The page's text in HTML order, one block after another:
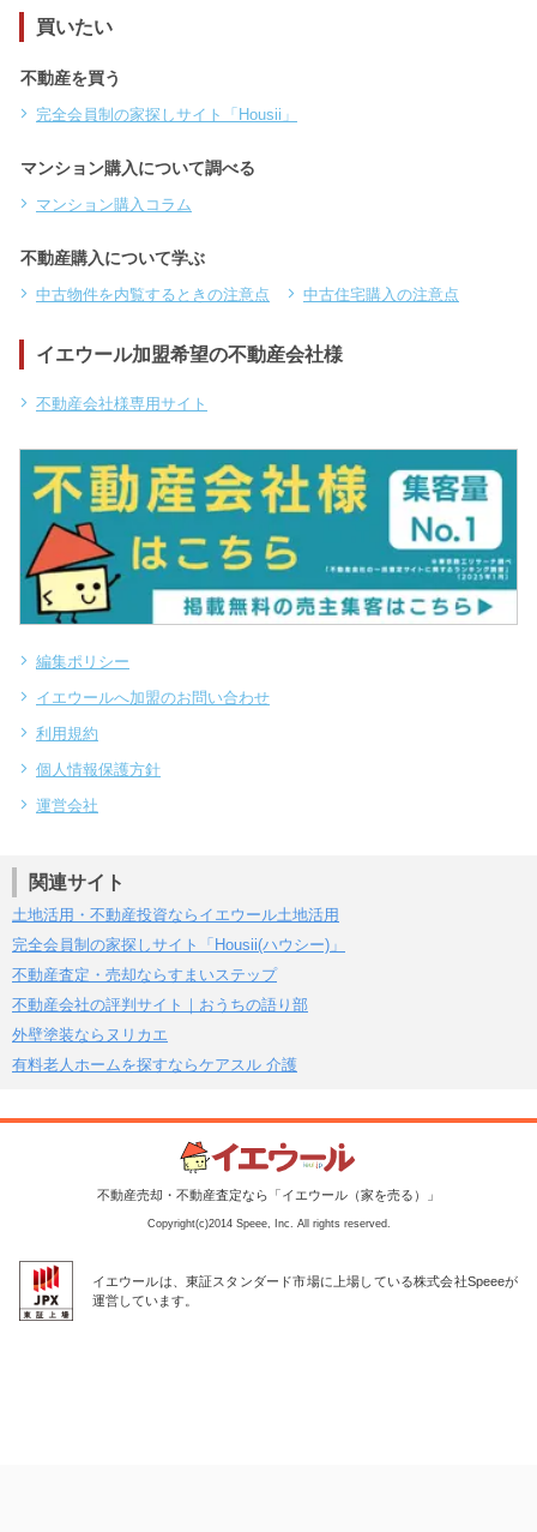
買いたい
不動産を買う
完全会員制の家探しサイト「Housii」
マンション購入について調べる
マンション購入コラム
不動産購入について学ぶ
中古物件を内覧するときの注意点 中古住宅購入の注意点
イエウール加盟希望の不動産会社様
不動産会社様専用サイト
編集ポリシー
イエウールへ加盟のお問い合わせ
利用規約
個人情報保護方針
運営会社
関連サイト
土地活用・不動産投資ならイエウール土地活用
完全会員制の家探しサイト「Housii(ハウシー)」
不動産査定・売却ならすまいステップ
不動産会社の評判サイト｜おうちの語り部
外壁塗装ならヌリカエ
有料老人ホームを探すならケアスル 介護
不動産売却・不動産査定なら「イエウール（家を売る）」
Copyright(c)2014 Speee, Inc. All rights reserved.
イエウールは、東証スタンダード市場に上場している株式会社Speeeが
運営しています。